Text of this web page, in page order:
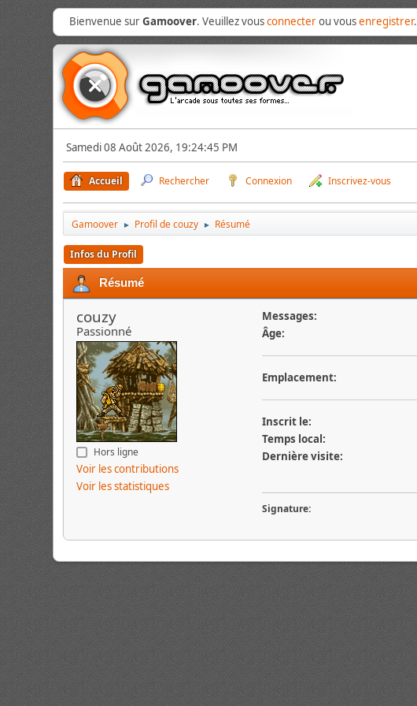
Bienvenue surGamoover. Veuillez vousconnecterou vousenregistrer.
Samedi 08 Août 2026, 19:24:45 PM
Accueil Rechercher Connexion Inscrivez-vous
Gamoover ► Profil de couzy ► Résumé
Infos du Profil
Résumé
couzy
Passionné
Hors ligne
Voir les contributions
Voir les statistiques
Messages:
Âge:
Emplacement:
Inscrit le:
Temps local:
Dernière visite:
Signature: